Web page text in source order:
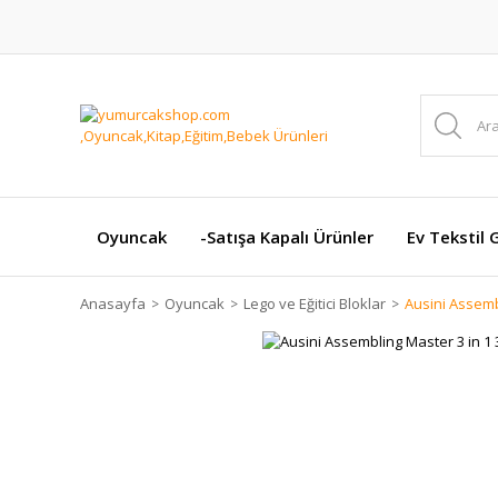
Oyuncak -Satışa Kapalı Ürünler Ev Tekstil
Anasayfa Oyuncak Lego ve Eğitici Bloklar Ausini